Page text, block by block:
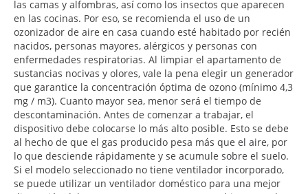
las camas y alfombras, así como los insectos que aparecen
en las cocinas. Por eso, se recomienda el uso de un
ozonizador de aire en casa cuando esté habitado por recién
nacidos, personas mayores, alérgicos y personas con
enfermedades respiratorias. Al limpiar el apartamento de
sustancias nocivas y olores, vale la pena elegir un generador
que garantice la concentración óptima de ozono (mínimo 4,3
mg / m3). Cuanto mayor sea, menor será el tiempo de
descontaminación. Antes de comenzar a trabajar, el
dispositivo debe colocarse lo más alto posible. Esto se debe
al hecho de que el gas producido pesa más que el aire, por
lo que desciende rápidamente y se acumule sobre el suelo.
Si el modelo seleccionado no tiene ventilador incorporado,
se puede utilizar un ventilador doméstico para una mejor